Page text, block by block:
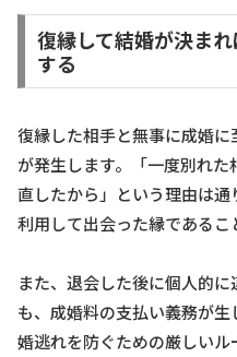
復縁して結婚が決ま
する
復縁した相手と無事に成婚
が発生します。「一度別れ
直したから」という理由は
利用して出会った縁であるこ
また、退会した後に個人的
も、成婚料の支払い義務が
婚逃れを防ぐための厳しい